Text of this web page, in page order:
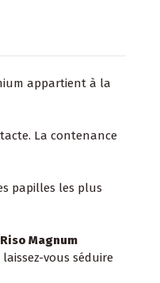
appartient à la
La contenance
papilles les plus
Riso Magnum
vous séduire